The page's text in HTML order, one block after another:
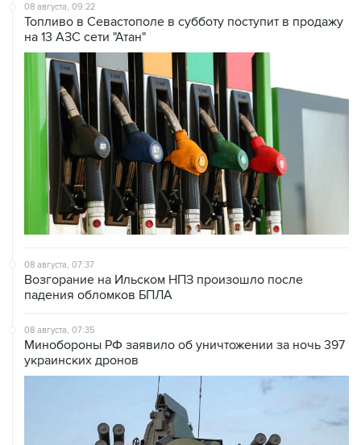
08 августа, 09:22
Топливо в Севастополе в субботу поступит в продажу
на 13 АЗС сети "Атан"
08 августа, 07:37
Возгорание на Ильском НПЗ произошло после
падения обломков БПЛА
08 августа, 07:35
Минобороны РФ заявило об уничтожении за ночь 397
украинских дронов